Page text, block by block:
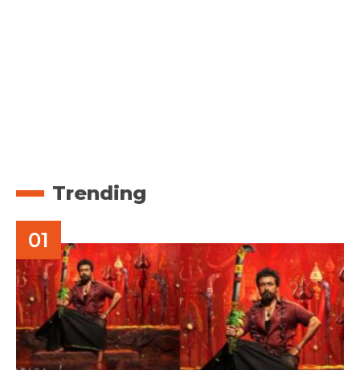
Trending